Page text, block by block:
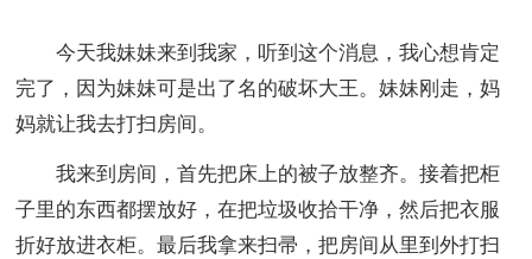
今天我妹妹来到我家，听到这个消息，我心想肯定
完了，因为妹妹可是出了名的破坏大王。妹妹刚走，妈
妈就让我去打扫房间。
我来到房间，首先把床上的被子放整齐。接着把柜
子里的东西都摆放好，在把垃圾收拾干净，然后把衣服
折好放进衣柜。最后我拿来扫帚，把房间从里到外打扫